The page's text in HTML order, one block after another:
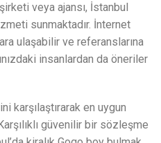
veya ajansı, İstanbul
sunmaktadır. İnternet
ulaşabilir ve referanslarına
insanlardan da öneriler
karşılaştırarak en uygun
güvenilir bir sözleşme